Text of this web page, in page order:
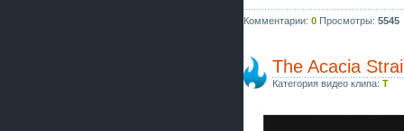
Комментарии: 0 Просмотры: 5545
The Acacia
Категория видео клипа: T